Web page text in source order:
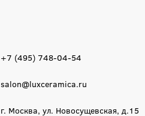
+7 (495) 748-04-54
salon@luxceramica.ru
г. Москва, ул. Новосущевская, д.15